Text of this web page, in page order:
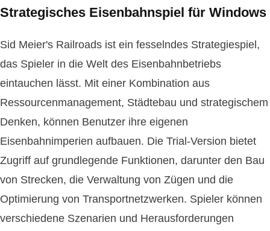
Strategisches Eisenbahnspiel für Windows
Sid Meier's Railroads ist ein fesselndes Strategiespiel,
das Spieler in die Welt des Eisenbahnbetriebs
eintauchen lässt. Mit einer Kombination aus
Ressourcenmanagement, Städtebau und strategischem
Denken, können Benutzer ihre eigenen
Eisenbahnimperien aufbauen. Die Trial-Version bietet
Zugriff auf grundlegende Funktionen, darunter den Bau
von Strecken, die Verwaltung von Zügen und die
Optimierung von Transportnetzwerken. Spieler können
verschiedene Szenarien und Herausforderungen